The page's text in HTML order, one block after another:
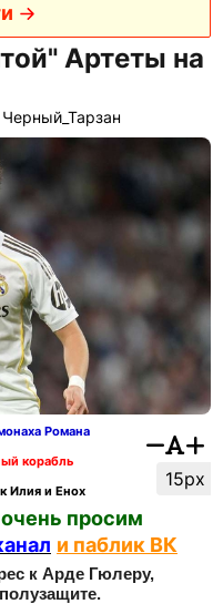
Артеты на
15px
Романа
корабль
Илия и Енох
просим
и паблик ВК
к Арде Гюлеру,